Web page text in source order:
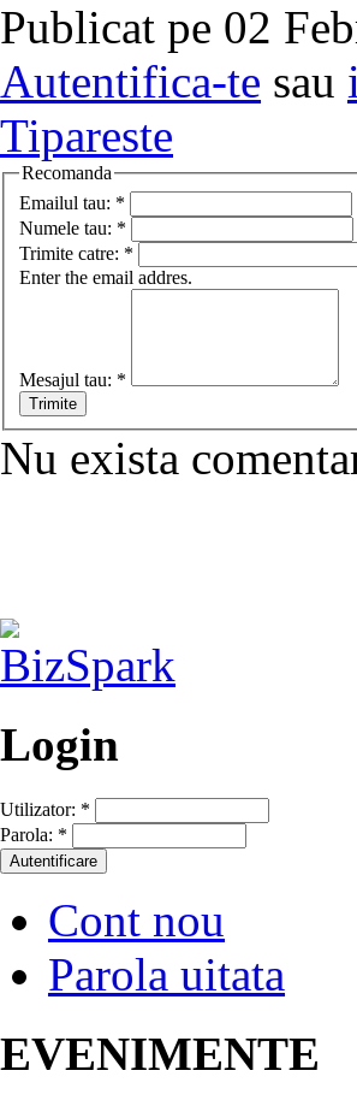
Publicat pe 02
Autentifica-te sau
Tipareste
Recomanda
Emailul tau: *
Numele tau: *
Trimite catre: *
Enter the email addres.
Mesajul tau: *
Nu exista
Login
Utilizator: *
Parola: *
Cont nou
Parola uitata
EVENIMENTE